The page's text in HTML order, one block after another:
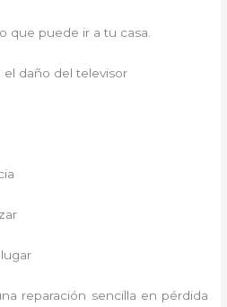
que puede ir a tu casa.
daño del televisor
reparación sencilla en pérdida